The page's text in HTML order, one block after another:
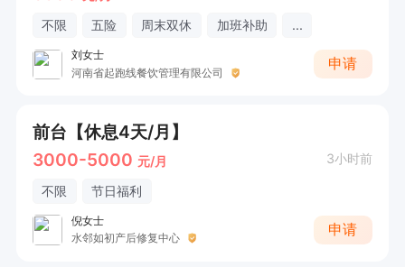
不限 五险 周末双休 加班补助 ...
刘女士
河南省起跑线餐饮管理有限公司
申请
前台【休息4天/月】
3000-5000 元/月 3小时前
不限 节日福利
倪女士
水邻如初产后修复中心
申请